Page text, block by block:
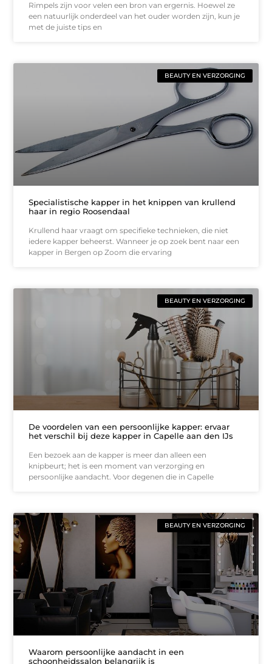
Rimpels zijn voor velen een bron van ergernis. Hoewel ze
een natuurlijk onderdeel van het ouder worden zijn, kun je
met de juiste tips en
BEAUTY EN VERZORGING
Specialistische kapper in het knippen van krullend
haar in regio Roosendaal
Krullend haar vraagt om specifieke technieken, die niet
iedere kapper beheerst. Wanneer je op zoek bent naar een
kapper in Bergen op Zoom die ervaring
BEAUTY EN VERZORGING
De voordelen van een persoonlijke kapper: ervaar
het verschil bij deze kapper in Capelle aan den IJs
Een bezoek aan de kapper is meer dan alleen een
knipbeurt; het is een moment van verzorging en
persoonlijke aandacht. Voor degenen die in Capelle
BEAUTY EN VERZORGING
Waarom persoonlijke aandacht in een
schoonheidssalon belangrijk is